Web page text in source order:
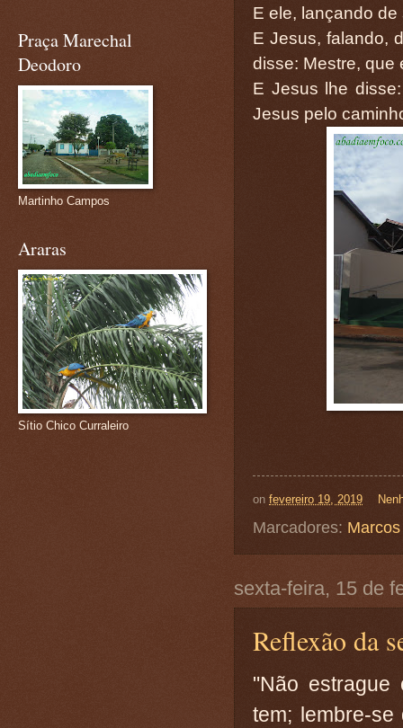
E ele, lançando
E Jesus, falando,
disse: Mestre, que
E Jesus lhe
Jesus pelo
on fevereiro 19, 2019
Marcadores:
sexta-feira, 15 de
Reflexão da
"Não
tem; lembre-
Praça Marechal
Deodoro
Martinho Campos
Araras
Sítio Chico Curraleiro